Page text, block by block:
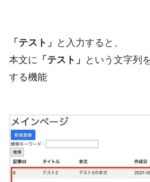
「テスト」 と入力すると、
本文に
「テスト」 という文字列
する機能